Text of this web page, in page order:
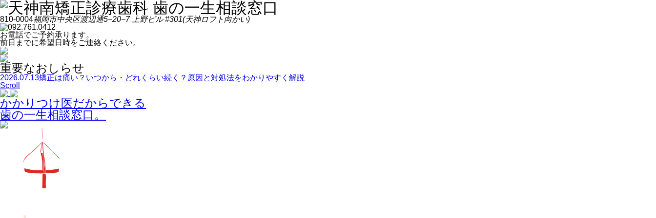
810-0004福岡市中央区渡辺通5−20−7上野ビル#301(天神ロフト向かい)
092.761.0412
お電話でご予約承ります。
前日までに希望日時をご連絡ください。
重要なおしらせ
2026.07.13矯正は痛い？いつから・どれくらい続く？原因と対処法をわかりやすく解説
Scroll
かかりつけ医だからできる
歯の一生相談窓口。